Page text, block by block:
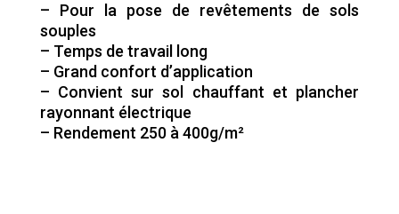
– Pour la pose de revêtements de sols
souples
– Temps de travail long
– Grand confort d’application
– Convient sur sol chauffant et plancher
rayonnant électrique
– Rendement 250 à 400g/m²